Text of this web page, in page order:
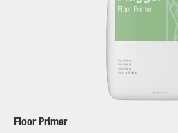
Floor Primer